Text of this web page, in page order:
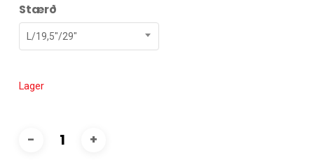
Stærð
L/19,5"/29"
Lager